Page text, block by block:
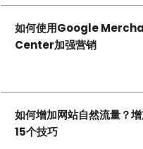
如何使用Google
Center加强营销
如何增加网站自然流量？
15个技巧